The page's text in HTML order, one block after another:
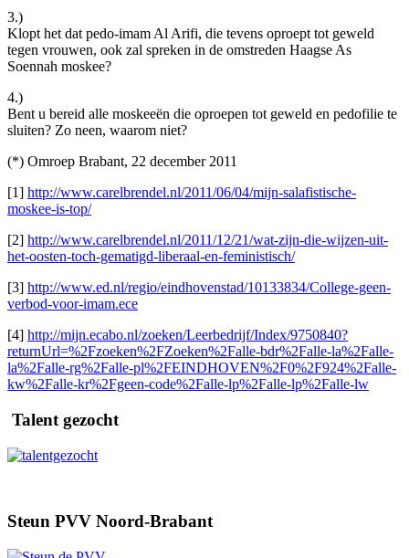
3.)
Klopt het dat pedo-imam Al Arifi, die tevens oproept tot geweld
tegen vrouwen, ook zal spreken in de omstreden Haagse As
Soennah moskee?
4.)
Bent u bereid alle moskeeën die oproepen tot geweld en pedofilie te
sluiten? Zo neen, waarom niet?
(*) Omroep Brabant, 22 december 2011
[1] http://www.carelbrendel.nl/2011/06/04/mijn-salafistische-
moskee-is-top/
[2] http://www.carelbrendel.nl/2011/12/21/wat-zijn-die-wijzen-uit-
het-oosten-toch-gematigd-liberaal-en-feministisch/
[3] http://www.ed.nl/regio/eindhovenstad/10133834/College-geen-
verbod-voor-imam.ece
[4] http://mijn.ecabo.nl/zoeken/Leerbedrijf/Index/9750840?
returnUrl=%2Fzoeken%2FZoeken%2Falle-bdr%2Falle-la%2Falle-
la%2Falle-rg%2Falle-pl%2FEINDHOVEN%2F0%2F924%2Falle-
kw%2Falle-kr%2Fgeen-code%2Falle-lp%2Falle-lp%2Falle-lw
Talent gezocht
Steun PVV Noord-Brabant